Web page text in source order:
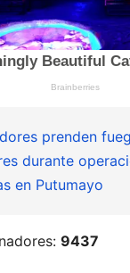
prenden
durante
en Putumayo
9437